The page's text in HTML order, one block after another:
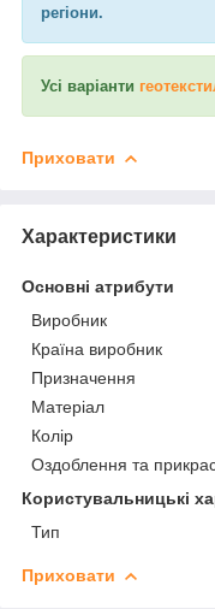
регіони.
Усі варіанти
Приховати
Характеристики
Основні атрибути
Виробник
Країна виробник
Призначення
Матеріал
Колір
Оздоблення та
Користувальницькі
Тип
Приховати